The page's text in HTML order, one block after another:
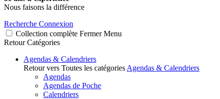
Nous faisons la différence
Recherche Connexion
Collection complète Fermer Menu
Retour Catégories
Agendas & Calendriers
Retour vers Toutes les catégories Agendas & Calendriers
Agendas
Agendas de Poche
Calendriers